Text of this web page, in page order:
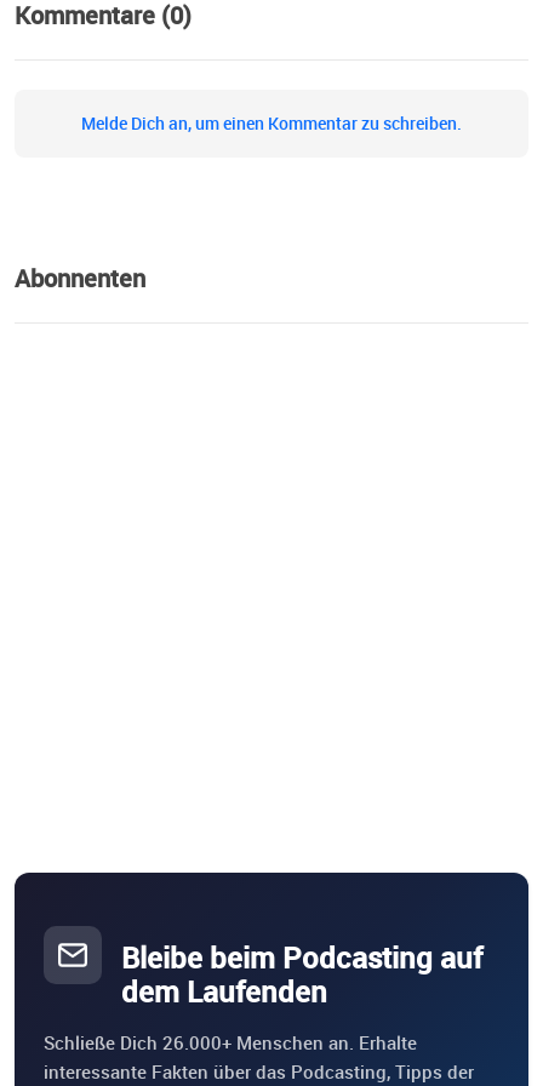
Kommentare (0)
Melde Dich an, um einen Kommentar zu schreiben.
Abonnenten
Bleibe beim Podcasting auf
dem Laufenden
Schließe Dich 26.000+ Menschen an. Erhalte
interessante Fakten über das Podcasting, Tipps der